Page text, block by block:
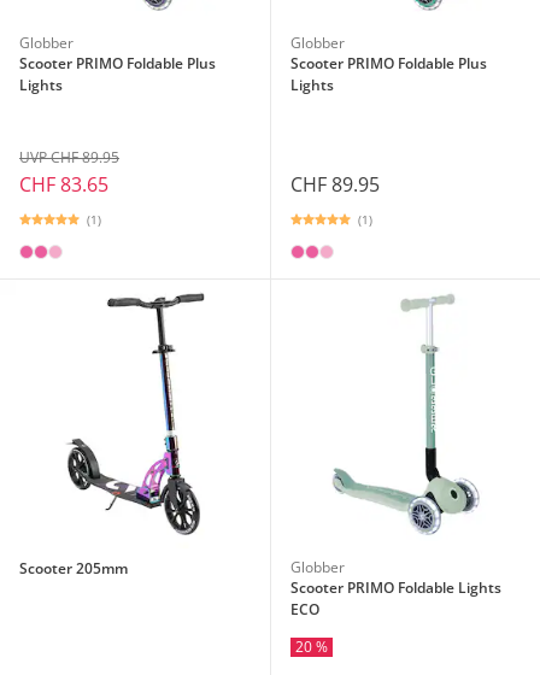
Globber
Scooter PRIMO Foldable Plus
Lights
CHF 83.65
UVP CHF 89.95
(1)
Globber
Scooter PRIMO Foldable Plus
Lights
CHF 89.95
(1)
Scooter 205mm
Globber
Scooter PRIMO Foldable Lights
ECO
20 %